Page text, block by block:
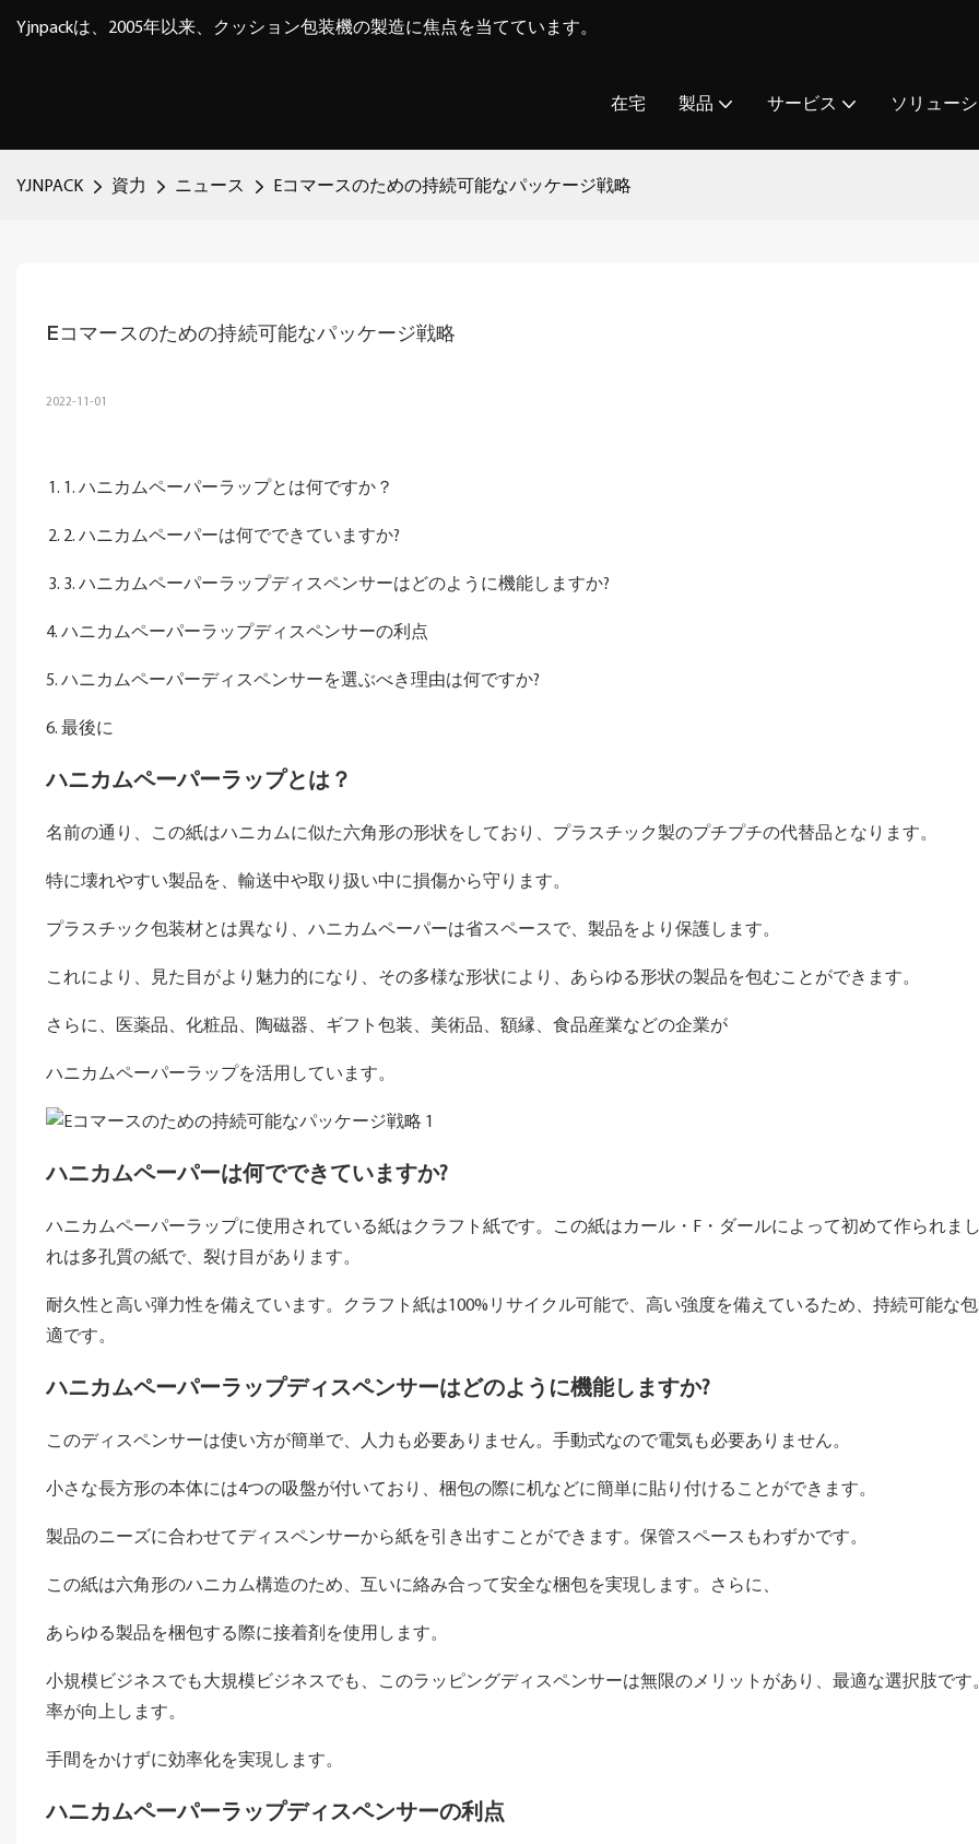
Yjnpackは、2005年以来、クッション包装機の製造に焦点を当てています。
在宅 製品 サービス ソリュー
YJNPACK 資力 ニュース Eコマースのための持続可能なパッケージ戦略
Eコマースのための持続可能なパッケージ戦略
2022-11-01
1. ハニカムペーパーラップとは何ですか？
2. ハニカムペーパーは何でできていますか?
3. ハニカムペーパーラップディスペンサーはどのように機能しますか?
4. ハニカムペーパーラップディスペンサーの利点
5. ハニカムペーパーディスペンサーを選ぶべき理由は何ですか?
6. 最後に
ハニカムペーパーラップとは？
名前の通り、この紙はハニカムに似た六角形の形状をしており、プラスチック製のプチプチの代替品となります。
特に壊れやすい製品を、輸送中や取り扱い中に損傷から守ります。
プラスチック包装材とは異なり、ハニカムペーパーは省スペースで、製品をより保護します。
これにより、見た目がより魅力的になり、その多様な形状により、あらゆる形状の製品を包むことができます。
さらに、医薬品、化粧品、陶磁器、ギフト包装、美術品、額縁、食品産業などの企業が
ハニカムペーパーラップを活用しています。
ハニカムペーパーは何でできていますか?
ハニカムペーパーラップに使用されている紙はクラフト紙です。この紙はカール・F・ダールによって初めて作られま
れは多孔質の紙で、裂け目があります。
耐久性と高い弾力性を備えています。クラフト紙は100%リサイクル可能で、高い強度を備えているため、持続可能な
適です。
ハニカムペーパーラップディスペンサーはどのように機能しますか?
このディスペンサーは使い方が簡単で、人力も必要ありません。手動式なので電気も必要ありません。
小さな長方形の本体には4つの吸盤が付いており、梱包の際に机などに簡単に貼り付けることができます。
製品のニーズに合わせてディスペンサーから紙を引き出すことができます。保管スペースもわずかです。
この紙は六角形のハニカム構造のため、互いに絡み合って安全な梱包を実現します。さらに、
あらゆる製品を梱包する際に接着剤を使用します。
小規模ビジネスでも大規模ビジネスでも、このラッピングディスペンサーは無限のメリットがあり、最適な選択肢です
率が向上します。
手間をかけずに効率化を実現します。
ハニカムペーパーラップディスペンサーの利点